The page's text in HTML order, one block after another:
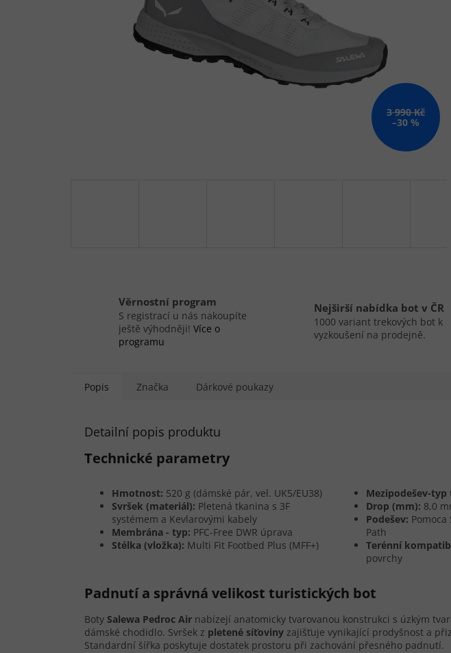
3 990 Kč
–30 %
Věrnostní program
S registrací u nás nakoupíte
ještě výhodněji! Více o
programu
Nejširší nabídka bot v ČR
1000 variant trekových bot k
vyzkoušení na prodejně.
Popis Značka Dárkové poukazy
Detailní popis produktu
Technické parametry
Hmotnost: 520 g (dámské pár, vel. UK5/EU38)
Svršek (materiál): Pletená tkanina s 3F
systémem a Kevlarovými kabely
Membrána - typ: PFC-Free DWR úprava
Stélka (vložka): Multi Fit Footbed Plus (MFF+)
Mezipodešev-
Drop (mm): 8,0
Podešev:
Path
Terénní
povrchy
Padnutí a správná velikost turistických bot
Boty Salewa Pedroc Air nabízejí anatomicky tvarovanou konstrukci s úzkým
dámské chodidlo. Svršek z pletené síťoviny zajišťuje vynikající prodyšnost a
Standardní šířka poskytuje dostatek prostoru při zachování přesného padnutí.